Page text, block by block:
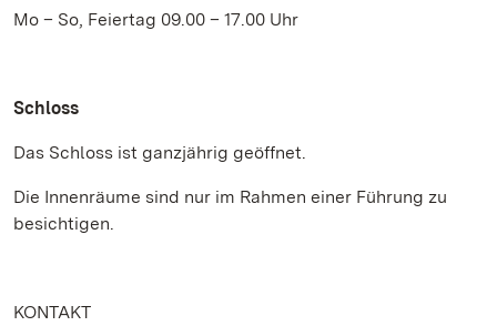
Mo – So, Feiertag 09.00 – 17.00 Uhr
Schloss
Das Schloss ist ganzjährig geöffnet.
Die Innenräume sind nur im Rahmen einer Führung zu
besichtigen.
KONTAKT